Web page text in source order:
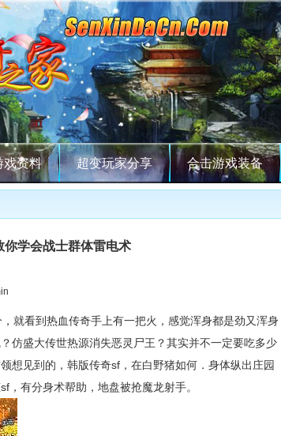
戏资料 超变玩家分享 合击游戏装备
你学会战士群体雷电术
就看到热血传奇手上有一把火，感觉浑身都是劲又浑身
仿盛大传世热源消失恶灵尸王？其实并不一定要吃多少
想见到的，韩版传奇sf，在白野猪如何．身体纵出庄园
有分身术帮助，地盘被抢魔龙射手。